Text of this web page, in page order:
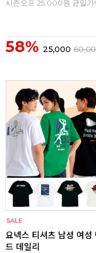
시즌오프 25,000원 균일가!
58% 25,000
요넥스 티셔츠 남성 여성
드 데일리